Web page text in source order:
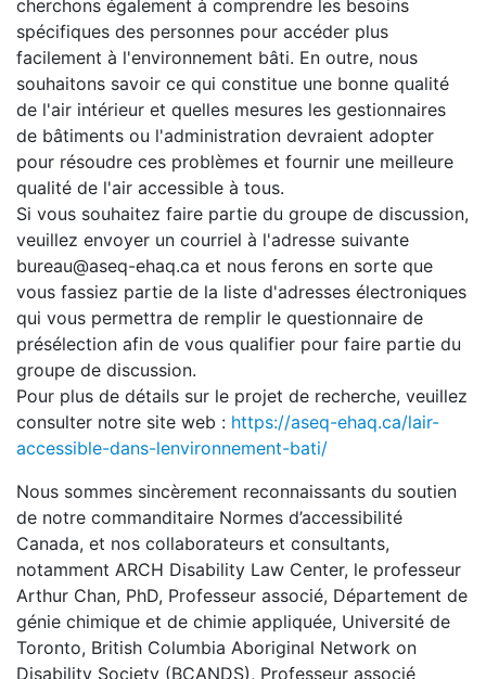
cherchons également à comprendre les besoins
spécifiques des personnes pour accéder plus
facilement à l'environnement bâti. En outre, nous
souhaitons savoir ce qui constitue une bonne qualité
de l'air intérieur et quelles mesures les gestionnaires
de bâtiments ou l'administration devraient adopter
pour résoudre ces problèmes et fournir une meilleure
qualité de l'air accessible à tous.
Si vous souhaitez faire partie du groupe de discussion,
veuillez envoyer un courriel à l'adresse suivante
bureau@aseq-ehaq.ca et nous ferons en sorte que
vous fassiez partie de la liste d'adresses électroniques
qui vous permettra de remplir le questionnaire de
présélection afin de vous qualifier pour faire partie du
groupe de discussion.
Pour plus de détails sur le projet de recherche, veuillez
consulter notre site web : https://aseq-ehaq.ca/lair-
accessible-dans-lenvironnement-bati/
Nous sommes sincèrement reconnaissants du soutien
de notre commanditaire Normes d’accessibilité
Canada, et nos collaborateurs et consultants,
notamment ARCH Disability Law Center, le professeur
Arthur Chan, PhD, Professeur associé, Département de
génie chimique et de chimie appliquée, Université de
Toronto, British Columbia Aboriginal Network on
Disability Society (BCANDS), Professeur associé